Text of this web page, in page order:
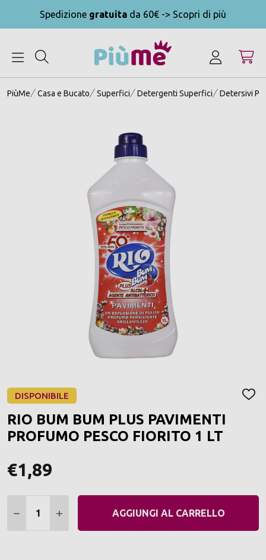
Spedizione gratuita da 60€ -> Scopri di più
PiùMe Casa e Bucato Superfici Detergenti Superfici Detersivi
DISPONIBILE
RIO BUM BUM PLUS PAVIMENTI
PROFUMO PESCO FIORITO 1 LT
€1,89
DIMINUIRE QUANTITÀ:
AUMENTARE QUANTITÀ:
AGGIUNGI AL CARRELLO